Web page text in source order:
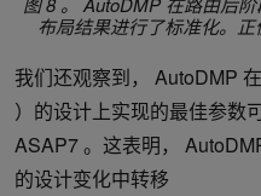
布局结果进行了标准化。正
我们还观察到， AutoDMP
）的设计上实现的最佳参数
ASAP7 。这表明，
的设计变化中转移